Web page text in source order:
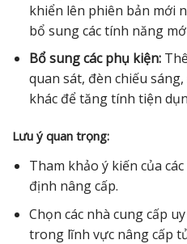
khiển lên phiên bản mới
bổ sung các tính năng
Bổ sung các phụ kiện:
quan sát, đèn chiếu
khác để tăng tính tiện
Lưu ý quan trọng:
Tham khảo ý kiến của
định nâng cấp.
Chọn các nhà cung cấp
trong lĩnh vực nâng cấp